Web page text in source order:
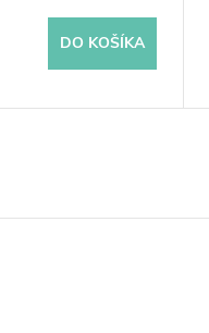
DO KOŠÍKA